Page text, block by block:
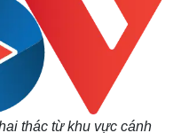
thác từ khu vực cánh